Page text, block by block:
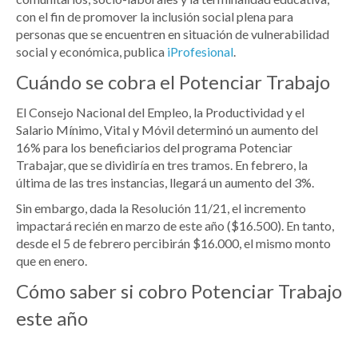
con el fin de promover la inclusión social plena para
personas que se encuentren en situación de vulnerabilidad
social y económica, publica iProfesional.
Cuándo se cobra el Potenciar Trabajo
El Consejo Nacional del Empleo, la Productividad y el
Salario Mínimo, Vital y Móvil determinó un aumento del
16% para los beneficiarios del programa Potenciar
Trabajar, que se dividiría en tres tramos. En febrero, la
última de las tres instancias, llegará un aumento del 3%.
Sin embargo, dada la Resolución 11/21, el incremento
impactará recién en marzo de este año ($16.500). En tanto,
desde el 5 de febrero percibirán $16.000, el mismo monto
que en enero.
Cómo saber si cobro Potenciar Trabajo
este año